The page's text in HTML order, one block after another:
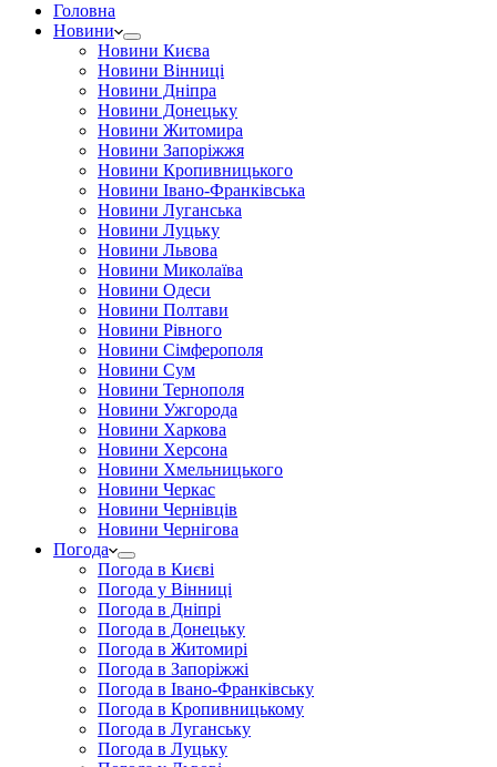
Головна
Новини
Новини Києва
Новини Вінниці
Новини Дніпра
Новини Донецьку
Новини Житомира
Новини Запоріжжя
Новини Кропивницького
Новини Івано-Франківська
Новини Луганська
Новини Луцьку
Новини Львова
Новини Миколаїва
Новини Одеси
Новини Полтави
Новини Рівного
Новини Сімферополя
Новини Сум
Новини Тернополя
Новини Ужгорода
Новини Харкова
Новини Херсона
Новини Хмельницького
Новини Черкас
Новини Чернівців
Новини Чернігова
Погода
Погода в Києві
Погода у Вінниці
Погода в Дніпрі
Погода в Донецьку
Погода в Житомирі
Погода в Запоріжжі
Погода в Івано-Франківську
Погода в Кропивницькому
Погода в Луганську
Погода в Луцьку